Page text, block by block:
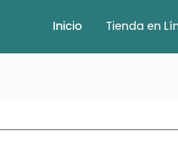
Inicio Tienda en